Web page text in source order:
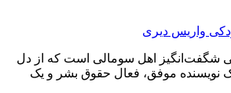
واریس دیری
دیری (1965) زنی شگفت‌انگیز اهل سومالی است که از دل
نویسنده موفق، فعال حقوق بشر و یک